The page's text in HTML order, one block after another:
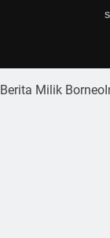
Berita Milik